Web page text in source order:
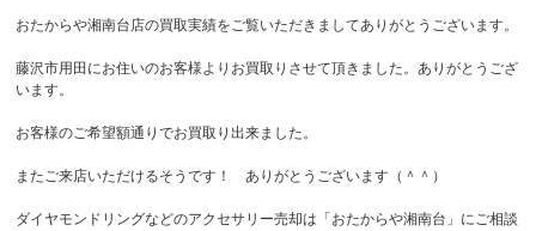
おたからや湘南台店の買取実績をご覧いただきましてありがとうございます。
藤沢市用田にお住いのお客様よりお買取りさせて頂きました。ありがとうござ
います。
お客様のご希望額通りでお買取り出来ました。
またご来店いただけるそうです！ ありがとうございます（＾＾）
ダイヤモンドリングなどのアクセサリー売却は「おたからや湘南台」にご相談